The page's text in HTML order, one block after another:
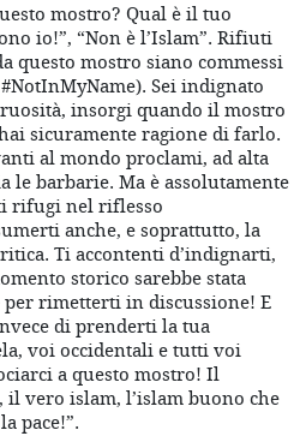
mostro? Qual è il tuo
io!”, “Non è l’Islam”. Rifiuti
questo mostro siano commessi
Sei indignato
insorgi quando il mostro
sicuramente ragione di farlo.
al mondo proclami, ad alta
le barbarie. Ma è assolutamente
rifugi nel riflesso
anche, e soprattutto, la
Ti accontenti d’indignarti,
storico sarebbe stata
rimetterti in discussione! E
di prenderti la tua
voi occidentali e tutti voi
a questo mostro! Il
vero islam, l’islam buono che
pace!”.